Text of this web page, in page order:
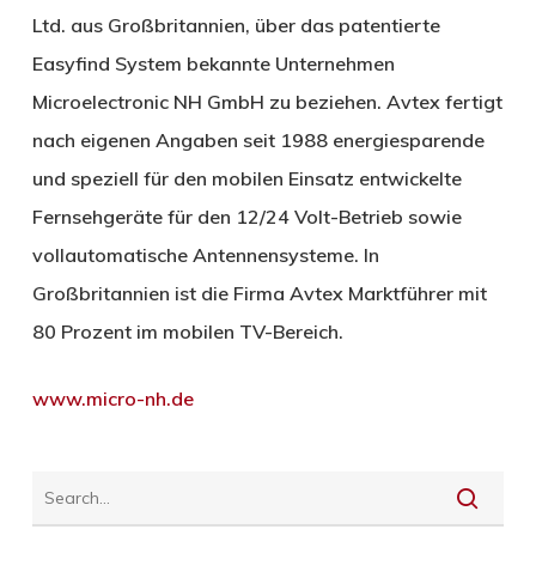
Ltd. aus Großbritannien, über das patentierte
Easyfind System bekannte Unternehmen
Microelectronic NH GmbH zu beziehen. Avtex fertigt
nach eigenen Angaben seit 1988 energiesparende
und speziell für den mobilen Einsatz entwickelte
Fernsehgeräte für den 12/24 Volt-Betrieb sowie
vollautomatische Antennensysteme. In
Großbritannien ist die Firma Avtex Marktführer mit
80 Prozent im mobilen TV-Bereich.
www.micro-nh.de